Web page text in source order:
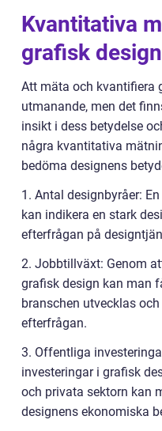
Kvantitativa
grafisk
Att mäta och kvantifiera
utmanande, men det
insikt i dess betydelse
några kvantitativa
bedöma designens
1. Antal designbyråer:
kan indikera en stark
efterfrågan på
2. Jobbtillväxt: Genom
grafisk design kan man
branschen utvecklas
efterfrågan.
3. Offentliga
investeringar i grafisk
och privata sektorn kan
designens ekonomiska